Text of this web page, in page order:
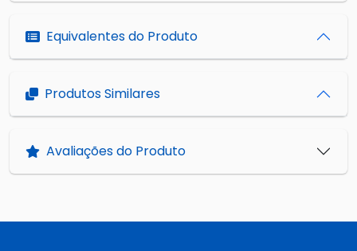
Equivalentes do Produto
Produtos Similares
Avaliações do Produto